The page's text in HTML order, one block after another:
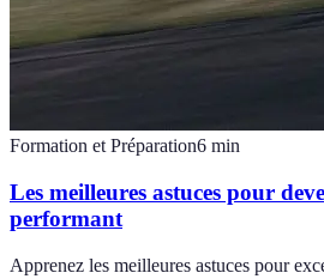
Formation et Préparation6 min
Les meilleures astuces pour
performant
Apprenez les meilleures astuces pour